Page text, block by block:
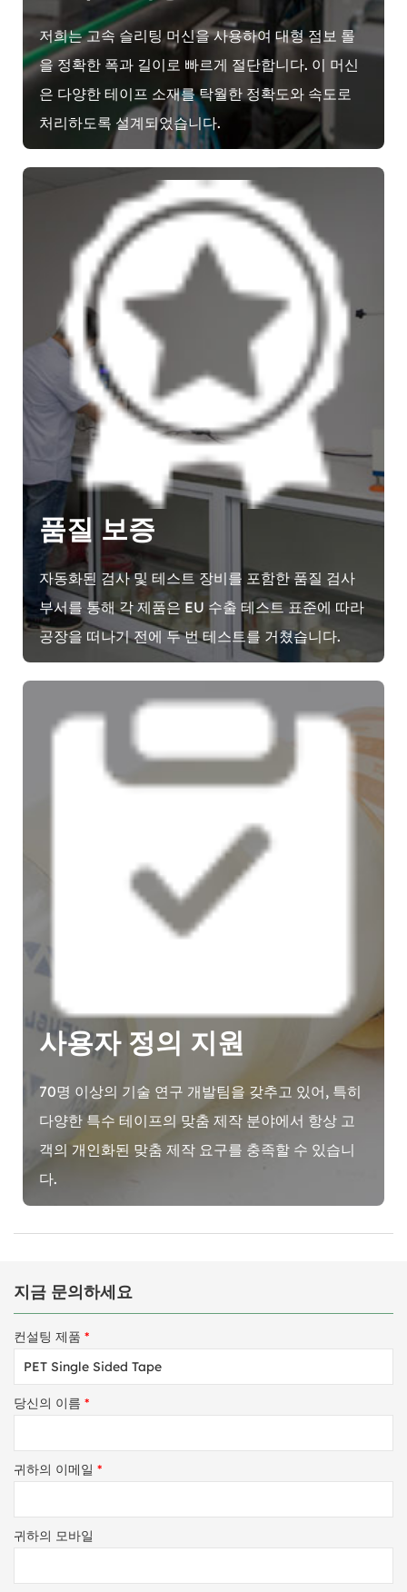
저희는 고속 슬리팅 머신을 사용하여 대형 점보 롤
을 정확한 폭과 길이로 빠르게 절단합니다. 이 머신
은 다양한 테이프 소재를 탁월한 정확도와 속도로
처리하도록 설계되었습니다.
품질 보증
자동화된 검사 및 테스트 장비를 포함한 품질 검사
부서를 통해 각 제품은 EU 수출 테스트 표준에 따라
공장을 떠나기 전에 두 번 테스트를 거쳤습니다.
사용자 정의 지원
70명 이상의 기술 연구 개발팀을 갖추고 있어, 특히
다양한 특수 테이프의 맞춤 제작 분야에서 항상 고
객의 개인화된 맞춤 제작 요구를 충족할 수 있습니
다.
지금 문의하세요
컨설팅 제품 *
당신의 이름 *
귀하의 이메일 *
귀하의 모바일